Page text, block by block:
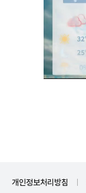
개인정보처리방침